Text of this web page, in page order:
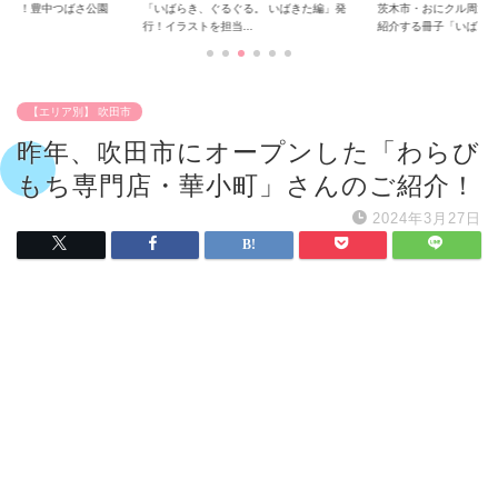
る！豊中つばさ公園
「いばらき、ぐるぐる。 いばきた編」発
行！イラストを担当...
茨木市・おにクル周辺
紹介する冊子「いば...
【エリア別】 吹田市
昨年、吹田市にオープンした「わらび
もち専門店・華小町」さんのご紹介！
2024年3月27日